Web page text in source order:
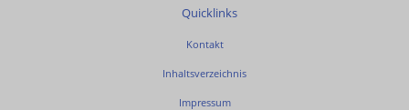
Quicklinks
Kontakt
Inhaltsverzeichnis
Impressum